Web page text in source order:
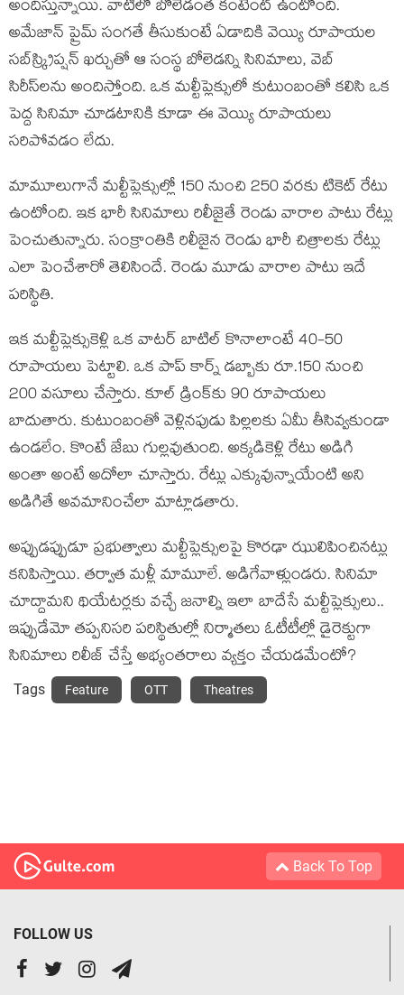
అందిస్తున్నాయి. వాటిలో బోలెడంత కంటెంట్ ఉంటోంది.
అమేజాన్ ప్రైమ్ సంగతే తీసుకుంటే ఏడాదికి వెయ్యి రూపాయల
సబ్‌స్క్రిప్షన్ ఖర్చుతో ఆ సంస్థ బోలెడన్ని సినిమాలు, వెబ్
సిరీస్‌లను అందిస్తోంది. ఒక మల్టీప్లెక్సులో కుటుంబంతో కలిసి ఒక
పెద్ద సినిమా చూడటానికి కూడా ఈ వెయ్యి రూపాయలు
సరిపోవడం లేదు.
మామూలుగానే మల్టీప్లెక్సుల్లో 150 నుంచి 250 వరకు టికెట్ రేటు
ఉంటోంది. ఇక భారీ సినిమాలు రిలీజైతే రెండు వారాల పాటు రేట్లు
పెంచుతున్నారు. సంక్రాంతికి రిలీజైన రెండు భారీ చిత్రాలకు రేట్లు
ఎలా పెంచేశారో తెలిసిందే. రెండు మూడు వారాల పాటు ఇదే
పరిస్థితి.
ఇక మల్టీప్లెక్సుకెళ్లి ఒక వాటర్ బాటిల్ కొనాలాంటే 40-50
రూపాయలు పెట్టాలి. ఒక పాప్ కార్న్ డబ్బాకు రూ.150 నుంచి
200 వసూలు చేస్తారు. కూల్ డ్రింక్‌కు 90 రూపాయలు
బాదుతారు. కుటుంబంతో వెళ్లినపుడు పిల్లలకు ఏమీ తీసివ్వకుండా
ఉండలేం. కొంటే జేబు గుల్లవుతుంది. అక్కడికెళ్లి రేటు అడిగి
అంతా అంటే అదోలా చూస్తారు. రేట్లు ఎక్కువున్నాయేంటి అని
అడిగితే అవమానించేలా మాట్లాడతారు.
అప్పుడప్పుడూ ప్రభుత్వాలు మల్టీప్లెక్సులపై కొరఢా ఝులిపించినట్లు
కనిపిస్తాయి. తర్వాత మళ్లీ మామూలే. అడిగేవాళ్లుండరు. సినిమా
చూద్దామని థియేటర్లకు వచ్చే జనాల్ని ఇలా బాదేసే మల్టీప్లెక్సులు..
ఇప్పుడేమో తప్పనిసరి పరిస్థితుల్లో నిర్మాతలు ఓటీటీల్లో డైరెక్టుగా
సినిమాలు రిలీజ్ చేస్తే అభ్యంతరాలు వ్యక్తం చేయడమేంటో?
Tags Feature OTT Theatres
Back To Top
FOLLOW US